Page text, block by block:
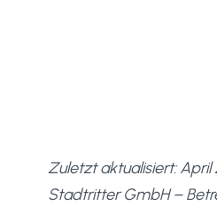
Zuletzt aktualisiert: April
Stadtritter GmbH –